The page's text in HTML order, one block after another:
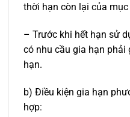
thời hạn còn lại của
– Trước khi hết hạn sử
có nhu cầu gia hạn
hạn.
b) Điều kiện gia hạn
hợp: